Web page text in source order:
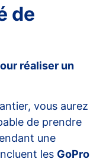
de
réaliser un
vous aurez
de prendre
une
les GoPro